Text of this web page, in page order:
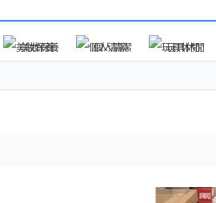
美妝保養 個人清潔 玩具休閒